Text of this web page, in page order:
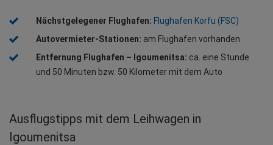
Nächstgelegener Flughafen: Flughafen Korfu (FSC)
Autovermieter-Stationen: am Flughafen vorhanden
Entfernung Flughafen – Igoumenitsa: ca. eine Stunde
und 50 Minuten bzw. 50 Kilometer mit dem Auto
Ausflugstipps mit dem Leihwagen in
Igoumenitsa